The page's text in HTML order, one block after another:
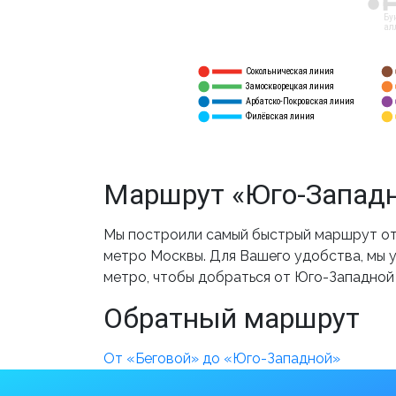
Сокольническая линия
Замоскворецкая линия
Арбатско-Покровская линия
Филёвская линия
Маршрут «Юго-
Мы построили самый быстрый маршрут
метро Москвы. Для Вашего удобства, мы
метро, чтобы добраться от Юго-Западной
Обратный маршрут
От «Беговой» до «Юго-Западной»